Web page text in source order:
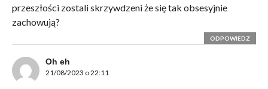
przeszłości zostali skrzywdzeni że się tak obsesyjnie
zachowują?
ODPOWIEDZ
Oh eh
21/08/2023 o 22:11